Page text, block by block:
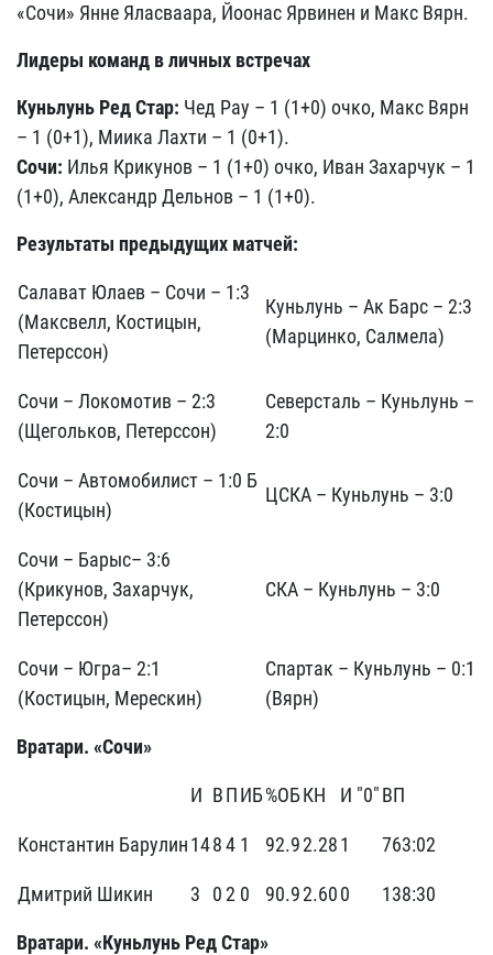
«Сочи» Янне Яласваара, Йоонас Ярвинен и Макс Вярн.
Лидеры команд в личных встречах
Куньлунь Ред Стар: Чед Рау – 1 (1+0) очко, Макс Вярн
– 1 (0+1), Миика Лахти – 1 (0+1).
Сочи: Илья Крикунов – 1 (1+0) очко, Иван Захарчук – 1
(1+0), Александр Дельнов – 1 (1+0).
Результаты предыдущих матчей:
Салават Юлаев – Сочи – 1:3
(Максвелл, Костицын,
Петерссон)
Куньлунь – Ак Барс – 2:3
(Марцинко, Салмела)
Сочи – Локомотив – 2:3
(Щегольков, Петерссон)
Северсталь – Куньлунь –
2:0
Сочи – Автомобилист – 1:0 Б
(Костицын)
ЦСКА – Куньлунь – 3:0
Сочи – Барыс– 3:6
(Крикунов, Захарчук,
Петерссон)
СКА – Куньлунь – 3:0
Сочи – Югра– 2:1
(Костицын, Мерескин)
Спартак – Куньлунь – 0:1
(Вярн)
Вратари. «Сочи»
И ВПИБ%ОБКН И "0"ВП
Константин Барулин1484 1 92.92.281 763:02
Дмитрий Шикин 3 0 2 0 90.92.600 138:30
Вратари. «Куньлунь Ред Стар»